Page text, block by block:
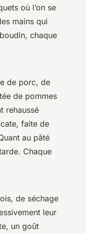
où l’on se
mains qui
chaque
de porc, de
de pommes
rehaussé
faite de
au pâté
Chaque
de séchage
leur
un goût